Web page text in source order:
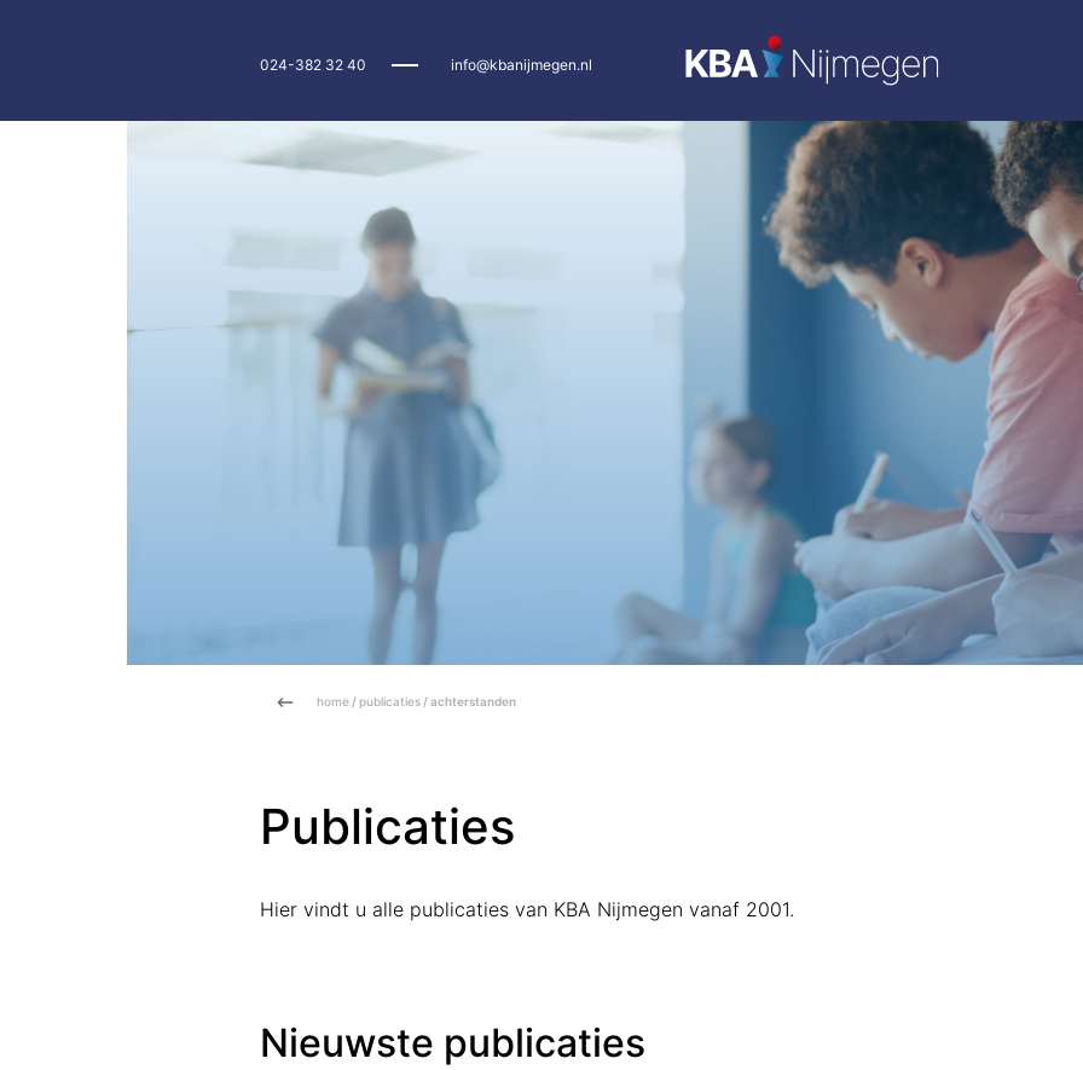
024-382 32 40 info@kbanijmegen.nl
home / publicaties/ achterstanden
Publicaties
Hier vindt u alle publicaties van KBA Nijmegen vanaf 2001.
Nieuwste publicaties